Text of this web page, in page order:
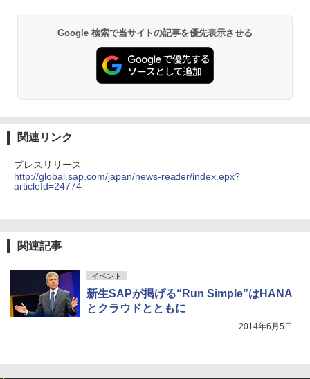
Google 検索で当サイトの記事を優先表示させる
関連リンク
プレスリリース
http://global.sap.com/japan/news-reader/index.epx?
articleId=24774
関連記事
イベント
新生SAPが掲げる“Run Simple”はHANA
とクラウドとともに
2014年6月5日